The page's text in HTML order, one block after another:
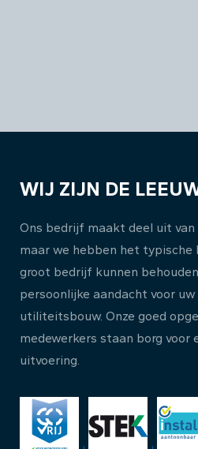
WIJ ZIJN DE
Ons bedrijf maakt deel uit van
maar we hebben het typische
groot bedrijf kunnen
persoonlijke aandacht voor
utiliteitsbouw. Onze goed
medewerkers staan borg voor
uitvoering.